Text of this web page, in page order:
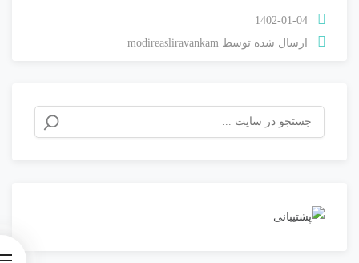
ارسال شده توسط modireasliravankam